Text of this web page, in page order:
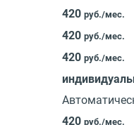
420 руб./мес.
420 руб./мес.
420 руб./мес.
420 руб./мес.